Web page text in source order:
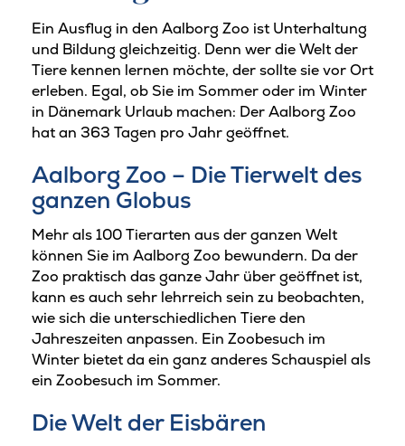
Ein Ausflug in den Aalborg Zoo ist Unterhaltung
und Bildung gleichzeitig. Denn wer die Welt der
Tiere kennen lernen möchte, der sollte sie vor Ort
erleben. Egal, ob Sie im Sommer oder im Winter
in Dänemark Urlaub machen: Der Aalborg Zoo
hat an 363 Tagen pro Jahr geöffnet.
Aalborg Zoo – Die Tierwelt des
ganzen Globus
Mehr als 100 Tierarten aus der ganzen Welt
können Sie im Aalborg Zoo bewundern. Da der
Zoo praktisch das ganze Jahr über geöffnet ist,
kann es auch sehr lehrreich sein zu beobachten,
wie sich die unterschiedlichen Tiere den
Jahreszeiten anpassen. Ein Zoobesuch im
Winter bietet da ein ganz anderes Schauspiel als
ein Zoobesuch im Sommer.
Die Welt der Eisbären